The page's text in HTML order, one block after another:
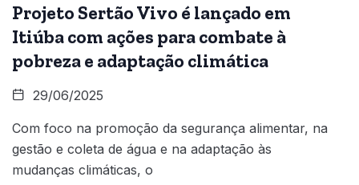
Projeto Sertão Vivo é lançado em
Itiúba com ações para combate à
pobreza e adaptação climática
29/06/2025
Com foco na promoção da segurança alimentar, na
gestão e coleta de água e na adaptação às
mudanças climáticas, o